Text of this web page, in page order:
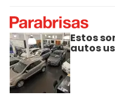
Estos
autos